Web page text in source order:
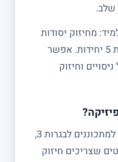
שלב.
מחיזוק יסודות
בחטיבה ועד הכנה מלאה לבגרות 5 יחידות. אפשר
וחיזוק
מתאים לתלמידי חטיבה ותיכון, למתכוננים לבגרות 3,
שצריכים חיזוק